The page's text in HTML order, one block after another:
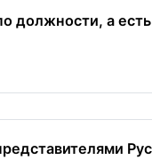
должности, а